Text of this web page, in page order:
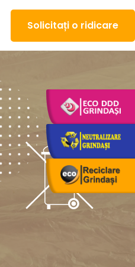
Solicitați o ridicare